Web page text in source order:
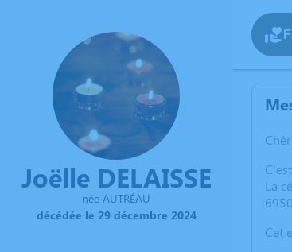
Joëlle DELAISSE
née AUTRÉAU
décédée le 29 décembre 2024
La
Cet